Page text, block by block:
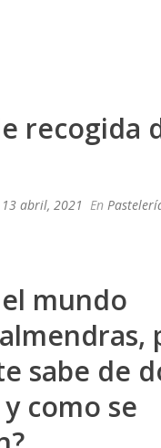
recogida
13 abril, 2021 En
mundo
sabe de
como se